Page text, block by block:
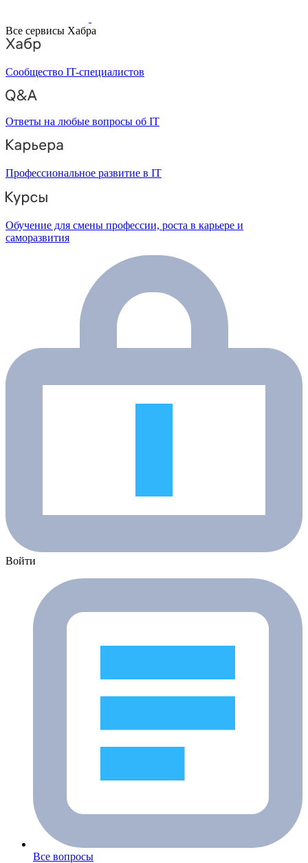
Все сервисы Хабра
Сообщество IT-специалистов
Ответы на любые вопросы об IT
Профессиональное развитие в IT
Обучение для смены профессии, роста в карьере и
саморазвития
Войти
Все вопросы